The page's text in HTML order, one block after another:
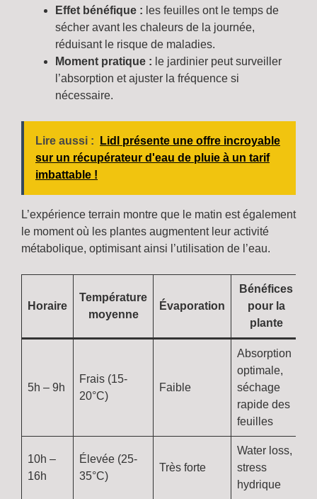
Effet bénéfique : les feuilles ont le temps de
sécher avant les chaleurs de la journée,
réduisant le risque de maladies.
Moment pratique : le jardinier peut surveiller
l’absorption et ajuster la fréquence si
nécessaire.
Lire aussi :
Lidl présente une offre incroyable
sur un récupérateur d'eau de pluie à un tarif
imbattable !
L’expérience terrain montre que le matin est également
le moment où les plantes augmentent leur activité
métabolique, optimisant ainsi l’utilisation de l’eau.
Horaire
Température
moyenne
Évaporation
Bénéfices
pour la
plante
5h – 9h
Frais (15-
20°C)
Faible
Absorption
optimale,
séchage
rapide des
feuilles
10h –
16h
Élevée (25-
35°C)
Très forte
Water loss,
stress
hydrique